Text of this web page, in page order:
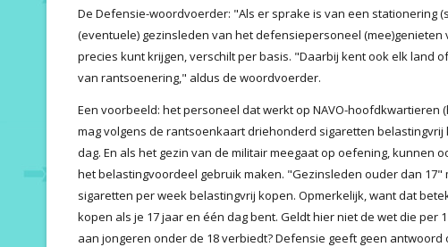
De Defensie-woordvoerder: "Als er sprake is van een stationering
(eventuele) gezinsleden van het defensiepersoneel
precies kunt krijgen, verschilt per basis. "Daarbij kent ook elk land
van rantsoenering," aldus de woordvoerder.
Een voorbeeld: het personeel dat werkt op NAVO-hoofdkwartieren
mag volgens de rantsoenkaart driehonderd sigaretten
dag. En als het gezin van de militair meegaat op oefening, kunnen
het belastingvoordeel gebruik maken. "Gezinsleden ouder dan 17"
sigaretten per week belastingvrij kopen. Opmerkelijk, want dat
kopen als je 17 jaar en één dag bent. Geldt hier niet de wet die per
aan jongeren onder de 18 verbiedt? Defensie geeft geen antwoord